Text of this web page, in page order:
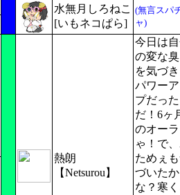
水無月しろねこ
[いもネコぱら]
(無言スパ
ャ)
熱朗
【Netsurou】
今日は
の変な
を気づ
パワー
プだっ
だ！6ヶ
のオー
ゃ！で
ためぇ
づいたか
な？寒